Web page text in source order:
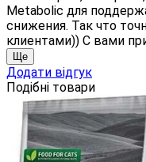
Metabolic для
снижения. Так что
клиентами)) С вами
Ще
Додати відгук
Подібні товари